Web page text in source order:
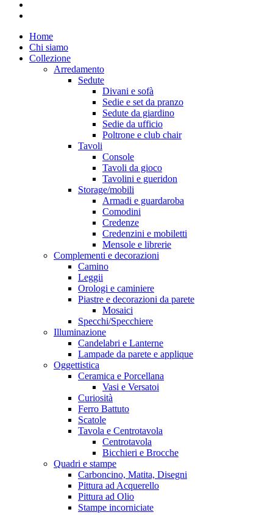
Close
Menu
Home
Chi siamo
Collezione
Arredamento
Sedute
Divani e sofà
Sedie e set da pranzo
Sedute da giardino
Sedie da ufficio
Poltrone e club chair
Tavoli
Console
Tavoli da gioco
Tavolini e gueridon
Storage/mobili
Armadi e guardaroba
Comodini
Credenze
Credenzini e mobiletti
Mensole e librerie
Complementi e decorazioni
Camino
Leggii
Orologi e caminiere
Piastre e decorazioni da parete
Mosaici
Specchi/Specchiere
Illuminazione
Candelabri e Lanterne
Lampade da parete e applique
Oggettistica
Ceramica e Porcellana
Vasi e Versatoi
Curiosità
Ferro Battuto
Scatole
Tavola e Centrotavola
Centrotavola
Bicchieri e Brocche
Quadri e stampe
Carboncino, Matita, Disegni
Pittura ad Acquerello
Pittura ad Olio
Stampe incorniciate